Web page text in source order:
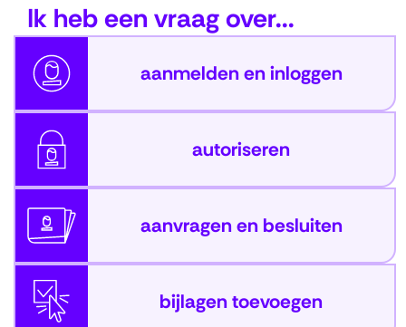
Ik heb een vraag over...
aanmelden en inloggen
autoriseren
aanvragen en besluiten
bijlagen toevoegen